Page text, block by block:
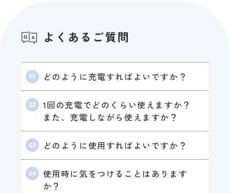
よくあるご質問
どのように充電すればよいですか？
1回の充電でどのくらい使えますか？
また、充電しながら使えますか？
どのように使用すればよいですか？
使用時に気をつけることはあります
か？